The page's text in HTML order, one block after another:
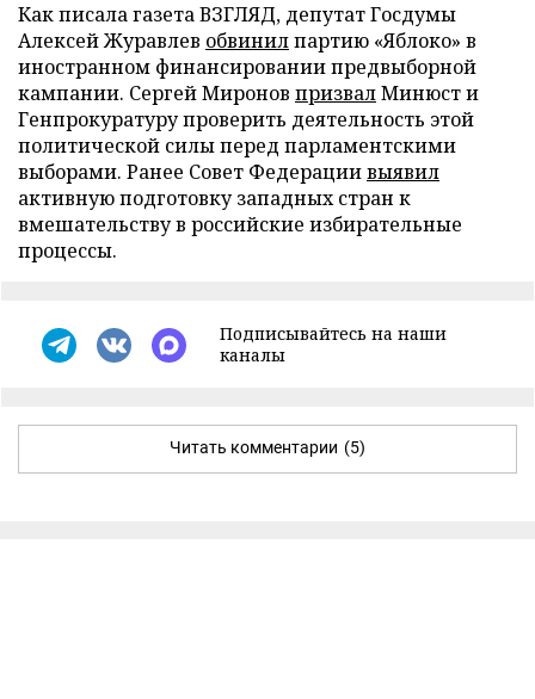
Как писала газета ВЗГЛЯД, депутат Госдумы
Алексей Журавлев обвинилпартию «Яблоко» в
иностранном финансировании предвыборной
кампании. Сергей Миронов призвалМинюст и
Генпрокуратуру проверить деятельность этой
политической силы перед парламентскими
выборами. Ранее Совет Федерациивыявил
активную подготовку западных стран к
вмешательству в российские избирательные
процессы.
Подписывайтесь на наши
каналы
Читать комментарии (5)